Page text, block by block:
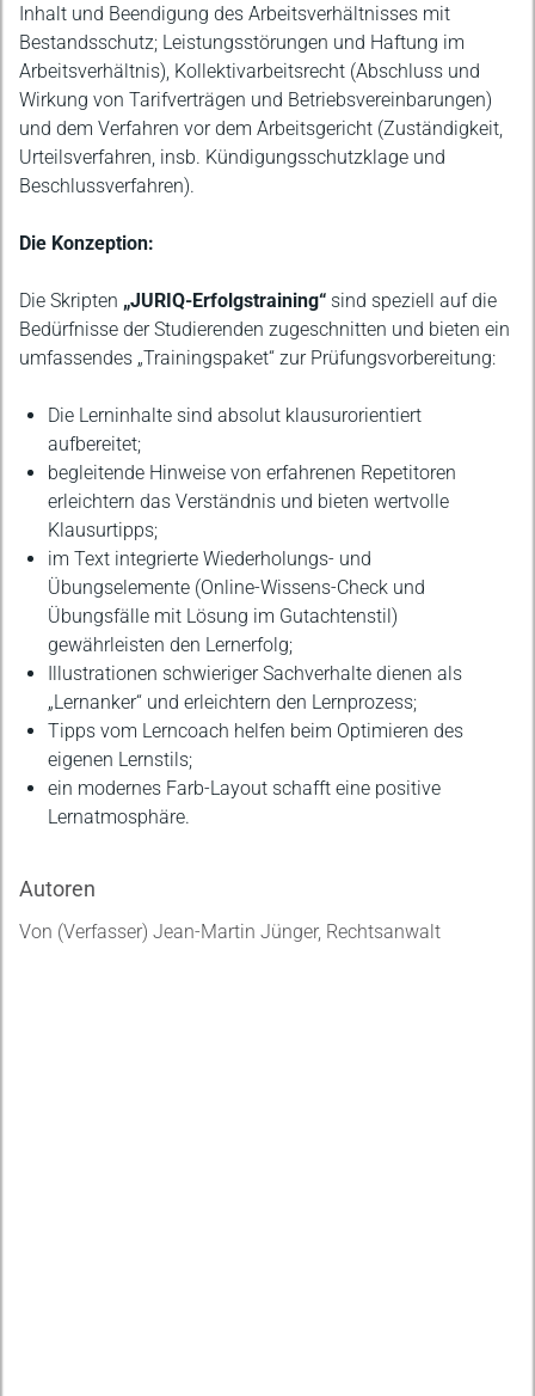
Inhalt und Beendigung des Arbeitsverhältnisses mit
Bestandsschutz; Leistungsstörungen und Haftung im
Arbeitsverhältnis), Kollektivarbeitsrecht (Abschluss und
Wirkung von Tarifverträgen und Betriebsvereinbarungen)
und dem Verfahren vor dem Arbeitsgericht (Zuständigkeit,
Urteilsverfahren, insb. Kündigungsschutzklage und
Beschlussverfahren).
Die Konzeption:
Die Skripten „JURIQ-Erfolgstraining“ sind speziell auf die
Bedürfnisse der Studierenden zugeschnitten und bieten ein
umfassendes „Trainingspaket“ zur Prüfungsvorbereitung:
Die Lerninhalte sind absolut klausurorientiert
aufbereitet;
begleitende Hinweise von erfahrenen Repetitoren
erleichtern das Verständnis und bieten wertvolle
Klausurtipps;
im Text integrierte Wiederholungs- und
Übungselemente (Online-Wissens-Check und
Übungsfälle mit Lösung im Gutachtenstil)
gewährleisten den Lernerfolg;
Illustrationen schwieriger Sachverhalte dienen als
„Lernanker“ und erleichtern den Lernprozess;
Tipps vom Lerncoach helfen beim Optimieren des
eigenen Lernstils;
ein modernes Farb-Layout schafft eine positive
Lernatmosphäre.
Autoren
Von (Verfasser) Jean-Martin Jünger, Rechtsanwalt